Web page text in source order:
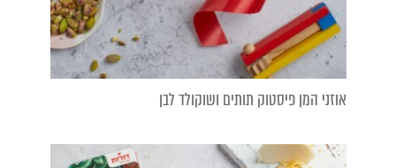
אוזני המן פיסטוק תותים ושוקולד לבן